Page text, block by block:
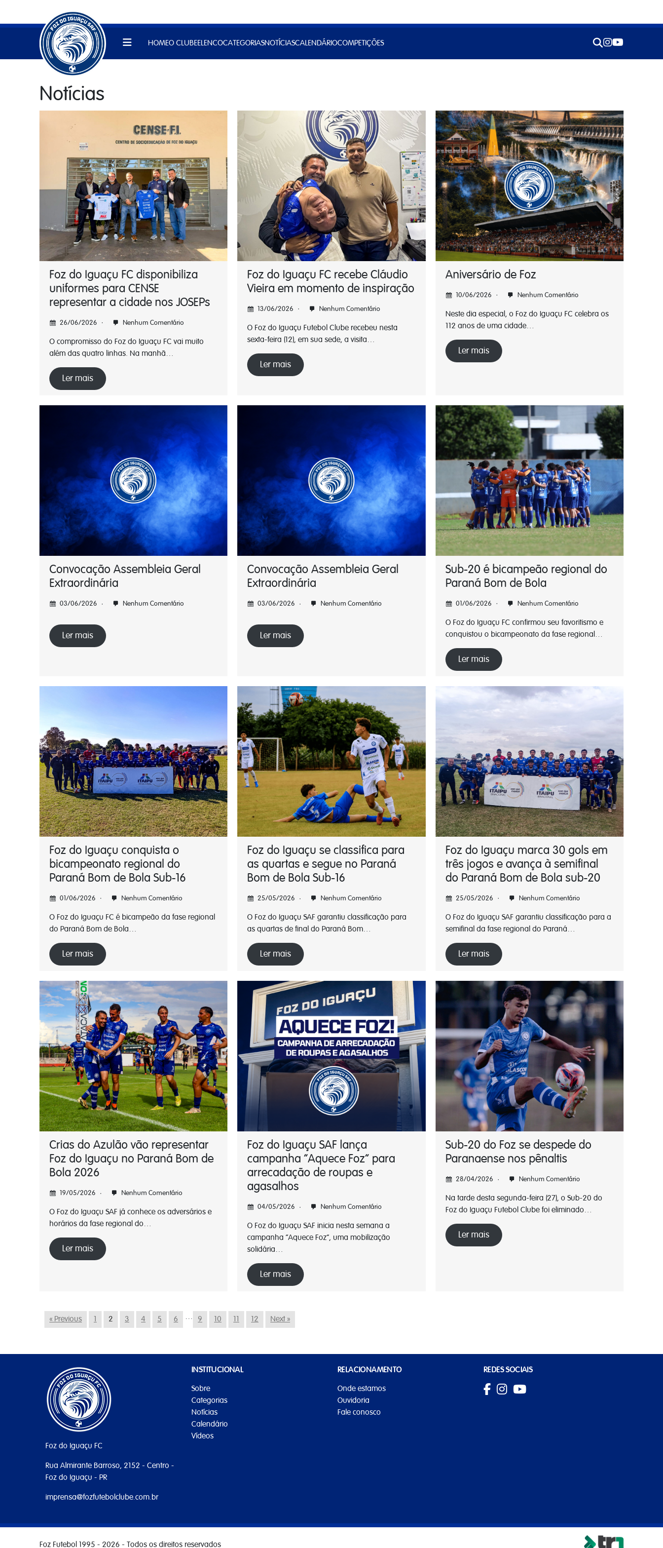
HOMEO CLUBEELENCOCATEGORIASNOTÍCIASCALENDÁRIOCOMPETIÇÕES
Notícias
Foz do Iguaçu FC disponibiliza
uniformes para CENSE
representar a cidade nos JOSEPs
26/06/2026 Nenhum Comentário
O compromisso do Foz do Iguaçu FC vai muito
além das quatro linhas. Na manhã…
Ler mais
Foz do Iguaçu FC recebe Cláudio
Vieira em momento de inspiração
13/06/2026 Nenhum Comentário
O Foz do Iguaçu Futebol Clube recebeu nesta
sexta-feira (12), em sua sede, a visita…
Ler mais
Aniversário de Foz
10/06/2026 Nenhum Comentário
Neste dia especial, o Foz do Iguaçu FC celebra os
112 anos de uma cidade…
Ler mais
Convocação Assembleia Geral
Extraordinária
03/06/2026 Nenhum Comentário
Ler mais
Convocação Assembleia Geral
Extraordinária
03/06/2026 Nenhum Comentário
Ler mais
Sub-20 é bicampeão regional do
Paraná Bom de Bola
01/06/2026 Nenhum Comentário
O Foz do Iguaçu FC confirmou seu favoritismo e
conquistou o bicampeonato da fase regional…
Ler mais
Foz do Iguaçu conquista o
bicampeonato regional do
Paraná Bom de Bola Sub-16
01/06/2026 Nenhum Comentário
O Foz do Iguaçu FC é bicampeão da fase regional
do Paraná Bom de Bola…
Ler mais
Foz do Iguaçu se classifica para
as quartas e segue no Paraná
Bom de Bola Sub-16
25/05/2026 Nenhum Comentário
O Foz do Iguaçu SAF garantiu classificação para
as quartas de final do Paraná Bom…
Ler mais
Foz do Iguaçu marca 30 gols em
três jogos e avança à semifinal
do Paraná Bom de Bola sub-20
25/05/2026 Nenhum Comentário
O Foz do Iguaçu SAF garantiu classificação para a
semifinal da fase regional do Paraná…
Ler mais
Crias do Azulão vão representar
Foz do Iguaçu no Paraná Bom de
Bola 2026
19/05/2026 Nenhum Comentário
O Foz do Iguaçu SAF já conhece os adversários e
horários da fase regional do…
Ler mais
Foz do Iguaçu SAF lança
campanha “Aquece Foz” para
arrecadação de roupas e
agasalhos
04/05/2026 Nenhum Comentário
O Foz do Iguaçu SAF inicia nesta semana a
campanha “Aquece Foz”, uma mobilização
solidária…
Ler mais
Sub-20 do Foz se despede do
Paranaense nos pênaltis
28/04/2026 Nenhum Comentário
Na tarde desta segunda-feira (27), o Sub-20 do
Foz do Iguaçu Futebol Clube foi eliminado…
Ler mais
« Previous 1 2 3 4 5 6 … 9 10 11 12 Next »
Foz do Iguaçu FC
Rua Almirante Barroso, 2152 - Centro -
Foz do Iguaçu - PR
imprensa@fozfutebolclube.com.br
INSTITUCIONAL
Sobre
Categorias
Notícias
Calendário
Vídeos
RELACIONAMENTO
Onde estamos
Ouvidoria
Fale conosco
REDES SOCIAIS
Foz Futebol 1995 - 2026 - Todos os direitos reservados